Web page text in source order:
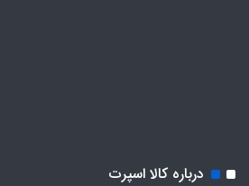
درباره کالا اسپرت